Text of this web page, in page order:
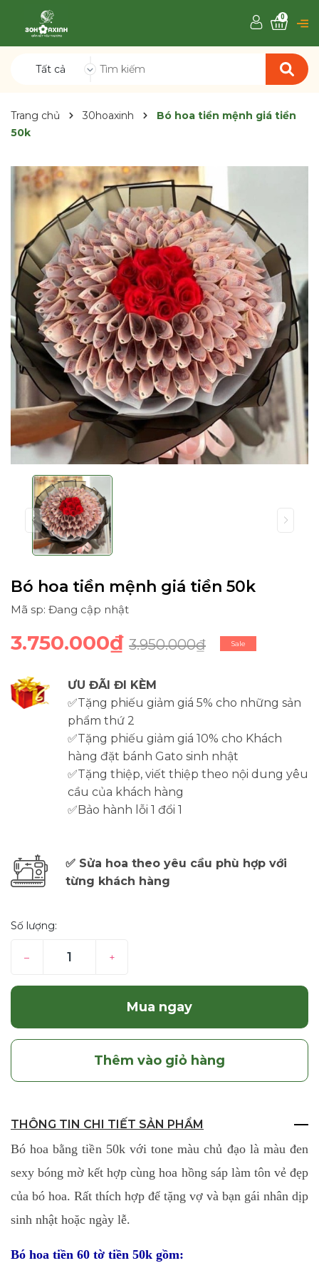
Tất cả
0
Trang chủ 30hoaxinh
Bó hoa tiền mệnh giá tiền
50k
Bó hoa tiền mệnh giá tiền 50k
Mã sp: Đang cập nhật
3.750.000₫ 3.950.000₫ Sale
ƯU ĐÃI ĐI KÈM
✅Tặng phiếu giảm giá 5% cho những sản
phẩm thứ 2
✅Tặng phiếu giảm giá 10% cho Khách
hàng đặt bánh Gato sinh nhật
✅Tặng thiệp, viết thiệp theo nội dung yêu
cầu của khách hàng
✅Bảo hành lỗi 1 đổi 1
✅ Sửa hoa theo yêu cầu phù hợp với
từng khách hàng
Số lượng:
– +
Mua ngay
Thêm vào giỏ hàng
THÔNG TIN CHI TIẾT SẢN PHẨM
Bó hoa bằng tiền 50k với tone màu chủ đạo là màu đen
sexy bóng mờ kết hợp cùng hoa hồng sáp làm tôn vẻ đẹp
của bó hoa. Rất thích hợp để tặng vợ và bạn gái nhân dịp
sinh nhật hoặc ngày lễ.
Bó hoa tiền 60 tờ tiền 50k gồm: